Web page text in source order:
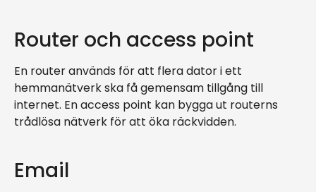
Router och access point
En router används för att flera dator i ett
hemmanätverk ska få gemensam tillgång till
internet. En access point kan bygga ut routerns
trådlösa nätverk för att öka räckvidden.
Email